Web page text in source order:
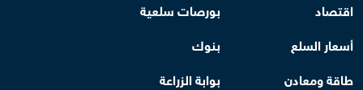
اقتصاد
بورصات سلعية
أسعار السلع
بنوك
طاقة ومعادن
بوابة الزراعة